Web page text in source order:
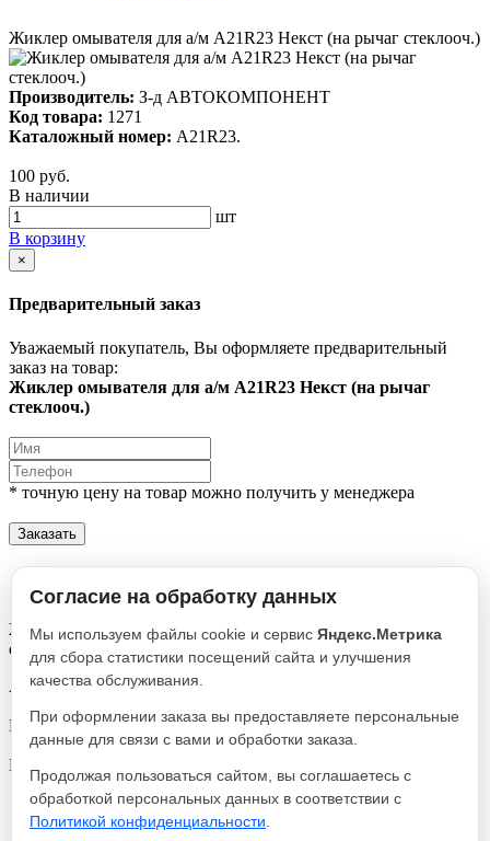
Жиклер омывателя для а/м A21R23 Некст (на рычаг стеклооч.)
Производитель: З-д АВТОКОМПОНЕНТ
Код товара: 1271
Каталожный номер: A21R23.
100 руб.
В наличии
шт
В корзину
×
Предварительный заказ
Уважаемый покупатель, Вы оформляете предварительный
заказ на товар:
Жиклер омывателя для а/м A21R23 Некст (на рычаг
стеклооч.)
* точную цену на товар можно получить у менеджера
Заказать
Описание
Характеристики
Жиклер омывателя для а/м A21R23 Некст (на рычаг
стеклооч.)
Артикул
Реквизиты
Система очистки стекол / Товар / 1271
Производитель
З-д АВТОКОМПОНЕНТ
Жиклер омывателя для а/м A21R23 Некст (на
Согласие на обработку данных
Мы используем файлы cookie и сервис Яндекс.Метрика
для сбора статистики посещений сайта и улучшения
качества обслуживания.
При оформлении заказа вы предоставляете персональные
данные для связи с вами и обработки заказа.
Продолжая пользоваться сайтом, вы соглашаетесь с
обработкой персональных данных в соответствии с
Политикой конфиденциальности